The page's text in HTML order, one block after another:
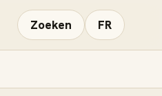
Zoeken FR